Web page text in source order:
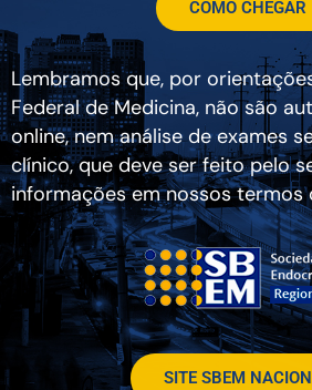
COMO CHEGAR
Lembramos que, por
Federal de Medicina, não são
online, nem análise de exames
clínico, que deve ser feito pelo
informações em nossos termos
SITE SBEM